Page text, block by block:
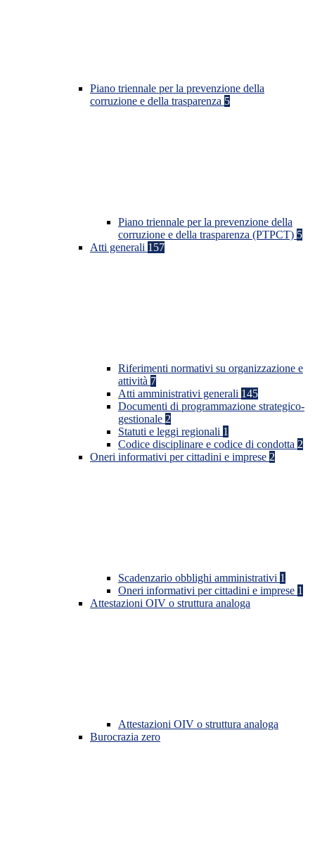
Piano triennale per la prevenzione della
corruzione e della trasparenza 5
Piano triennale per la prevenzione della
corruzione e della trasparenza (PTPCT) 5
Atti generali 157
Riferimenti normativi su organizzazione e
attività 7
Atti amministrativi generali 145
Documenti di programmazione strategico-
gestionale 2
Statuti e leggi regionali 1
Codice disciplinare e codice di condotta 2
Oneri informativi per cittadini e imprese 2
Scadenzario obblighi amministrativi 1
Oneri informativi per cittadini e imprese 1
Attestazioni OIV o struttura analoga
Attestazioni OIV o struttura analoga
Burocrazia zero